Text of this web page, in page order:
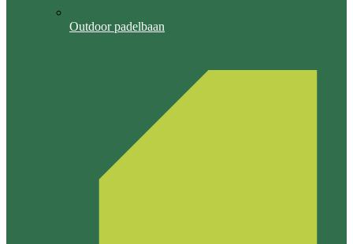
Outdoor padelbaan